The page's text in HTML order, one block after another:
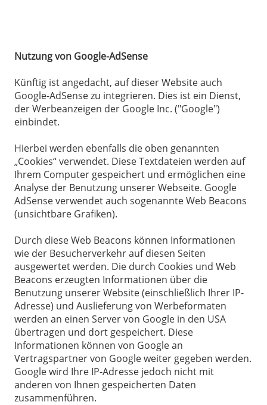
Nutzung von Google-AdSense
Künftig ist angedacht, auf dieser Website auch
Google-AdSense zu integrieren. Dies ist ein Dienst,
der Werbeanzeigen der Google Inc. ("Google")
einbindet.
Hierbei werden ebenfalls die oben genannten
„Cookies“ verwendet. Diese Textdateien werden auf
Ihrem Computer gespeichert und ermöglichen eine
Analyse der Benutzung unserer Webseite. Google
AdSense verwendet auch sogenannte Web Beacons
(unsichtbare Grafiken).
Durch diese Web Beacons können Informationen
wie der Besucherverkehr auf diesen Seiten
ausgewertet werden. Die durch Cookies und Web
Beacons erzeugten Informationen über die
Benutzung unserer Website (einschließlich Ihrer IP-
Adresse) und Auslieferung von Werbeformaten
werden an einen Server von Google in den USA
übertragen und dort gespeichert. Diese
Informationen können von Google an
Vertragspartner von Google weiter gegeben werden.
Google wird Ihre IP-Adresse jedoch nicht mit
anderen von Ihnen gespeicherten Daten
zusammenführen.